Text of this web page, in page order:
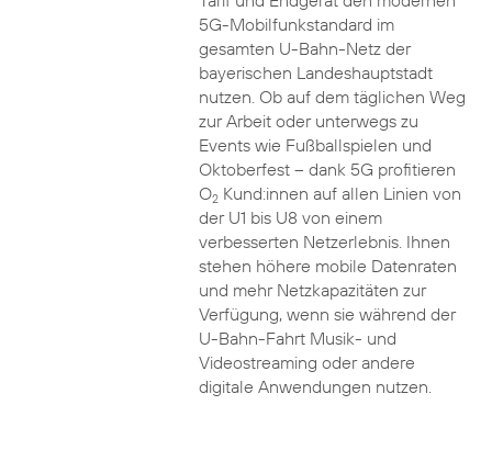
5G-Mobilfunkstandard im
gesamten U-Bahn-Netz der
bayerischen Landeshauptstadt
nutzen. Ob auf dem täglichen Weg
zur Arbeit oder unterwegs zu
Events wie Fußballspielen und
Oktoberfest – dank 5G profitieren
O2Kund:innen auf allen Linien von
der U1 bis U8 von einem
verbesserten Netzerlebnis. Ihnen
stehen höhere mobile Datenraten
und mehr Netzkapazitäten zur
Verfügung, wenn sie während der
U-Bahn-Fahrt Musik- und
Videostreaming oder andere
digitale Anwendungen nutzen.